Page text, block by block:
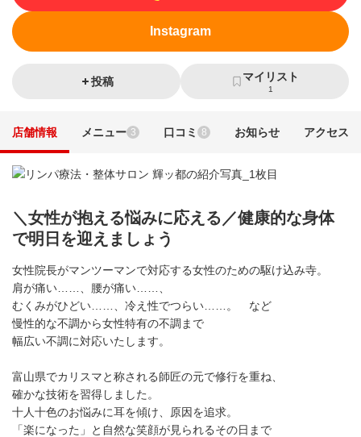
Instagram
投稿 マイリスト
1
店舗情報 メニュー 3 口コミ 8 お知らせ アクセス
＼女性が抱える悩みに応える／健康的な身体
で明日を迎えましょう
女性院長がマンツーマンで対応する女性のための駆け込み寺。
肩が痛い……、腰が痛い……、
むくみがひどい……、冷え性でつらい……。 など
慢性的な不調から女性特有の不調まで
幅広い不調に対応いたします。
富山県でカリスマと称される師匠の元で修行を重ね、
確かな技術を習得しました。
十人十色のお悩みに耳を傾け、原因を追求。
「楽になった」と自然な笑顔が見られるその日まで